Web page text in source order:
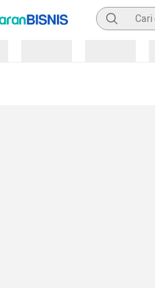
Pencarian